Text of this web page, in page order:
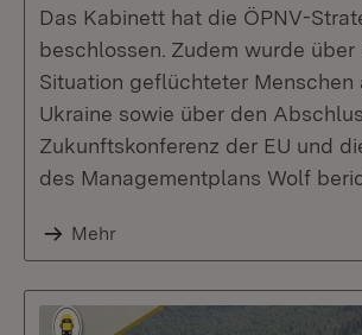
Das Kabinett hat die ÖPNV-
beschlossen. Zudem wurde
Situation geflüchteter Menschen
Ukraine sowie über den
Zukunftskonferenz der EU und
des Managementplans Wolf
Mehr